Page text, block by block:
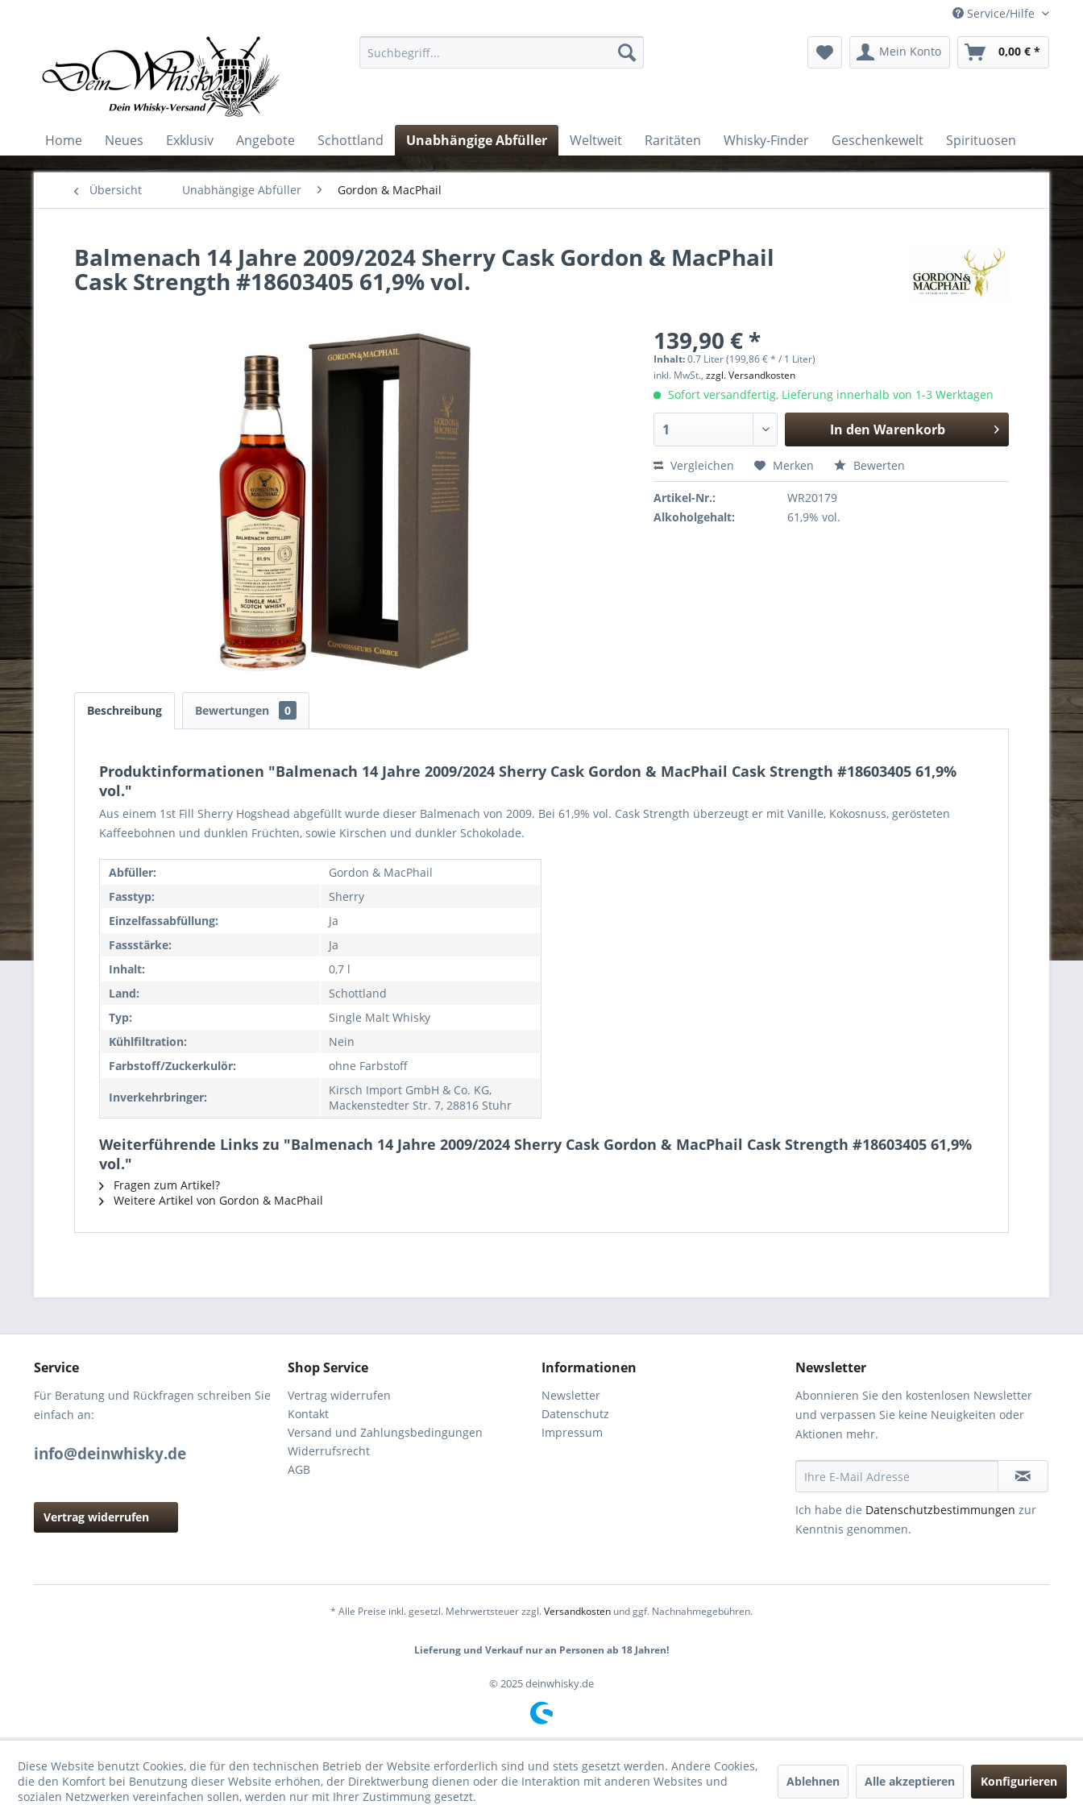
Service/Hilfe
Mein Konto 0,00 € *
Home Neues Exklusiv Angebote Schottland Unabhängige Abfüller Weltweit Raritäten Whisky-Finder Geschenkewelt Spirituosen
Übersicht Unabhängige Abfüller Gordon & MacPhail
Balmenach 14 Jahre 2009/2024 Sherry Cask Gordon & MacPhail
Cask Strength #18603405 61,9% vol.
139,90 € *
Inhalt:0.7 Liter (199,86 € * / 1 Liter)
inkl. MwSt.,zzgl. Versandkosten
Sofort versandfertig, Lieferung innerhalb von 1-3 Werktagen
In den Warenkorb
Hinzugefügt
Vergleichen Merken Bewerten
Artikel-Nr.:
WR20179
Alkoholgehalt:
61,9% vol.
Beschreibung Bewertungen 0
Produktinformationen "Balmenach 14 Jahre 2009/2024 Sherry Cask Gordon & MacPhail Cask Strength #18603405 61,9%
vol."
Aus einem 1st Fill Sherry Hogshead abgefüllt wurde dieser Balmenach von 2009. Bei 61,9% vol. Cask Strength überzeugt er mit Vanille, Kokosnuss, gerösteten
Kaffeebohnen und dunklen Früchten, sowie Kirschen und dunkler Schokolade.
Abfüller:
Gordon & MacPhail
Fasstyp:
Sherry
Einzelfassabfüllung:
Ja
Fassstärke:
Ja
Inhalt:
0,7 l
Land:
Schottland
Typ:
Single Malt Whisky
Kühlfiltration:
Nein
Farbstoff/Zuckerkulör:
ohne Farbstoff
Inverkehrbringer:
Kirsch Import GmbH & Co. KG,
Mackenstedter Str. 7, 28816 Stuhr
Weiterführende Links zu "Balmenach 14 Jahre 2009/2024 Sherry Cask Gordon & MacPhail Cask Strength #18603405 61,9%
vol."
Fragen zum Artikel?
Weitere Artikel von Gordon & MacPhail
Service
Für Beratung und Rückfragen schreiben Sie
einfach an:
info@deinwhisky.de
Vertrag widerrufen
Shop Service
Vertrag widerrufen
Kontakt
Versand und Zahlungsbedingungen
Widerrufsrecht
AGB
Informationen
Newsletter
Datenschutz
Impressum
Newsletter
Abonnieren Sie den kostenlosen Newsletter
und verpassen Sie keine Neuigkeiten oder
Aktionen mehr.
Ich habe die Datenschutzbestimmungen zur
Kenntnis genommen.
* Alle Preise inkl. gesetzl. Mehrwertsteuer zzgl.Versandkosten und ggf. Nachnahmegebühren.
Lieferung und Verkauf nur an Personen ab 18 Jahren!
© 2025 deinwhisky.de
Diese Website benutzt Cookies, die für den technischen Betrieb der Website erforderlich sind und stets gesetzt werden. Andere Cookies,
die den Komfort bei Benutzung dieser Website erhöhen, der Direktwerbung dienen oder die Interaktion mit anderen Websites und
sozialen Netzwerken vereinfachen sollen, werden nur mit Ihrer Zustimmung gesetzt.
Ablehnen Alle akzeptieren Konfigurieren